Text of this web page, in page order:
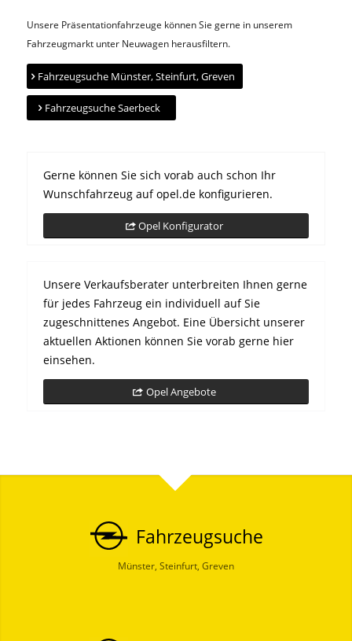
Unsere Präsentationfahrzeuge können Sie gerne in unserem
Fahrzeugmarkt unter Neuwagen herausfiltern.
Fahrzeugsuche Münster, Steinfurt, Greven
Fahrzeugsuche Saerbeck
Gerne können Sie sich vorab auch schon Ihr
Wunschfahrzeug auf opel.de konfigurieren.
Opel Konfigurator
Unsere Verkaufsberater unterbreiten Ihnen gerne
für jedes Fahrzeug ein individuell auf Sie
zugeschnittenes Angebot. Eine Übersicht unserer
aktuellen Aktionen können Sie vorab gerne hier
einsehen.
Opel Angebote
Fahrzeugsuche
Münster, Steinfurt, Greven